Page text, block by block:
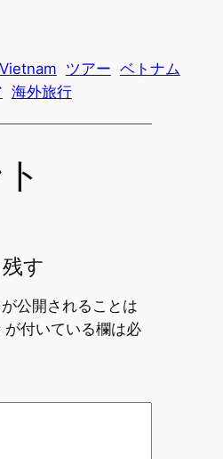
Vietnam ツアー ベトナム
海外旅行
す
公開されることは
が付いている欄は必